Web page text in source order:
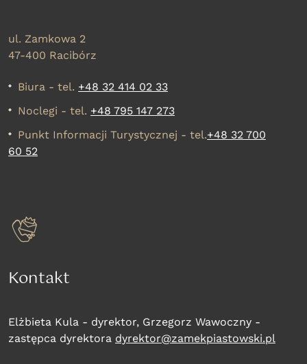
ul. Zamkowa 2
47-400 Racibórz
Biura - tel. +48 32 414 02 33
Noclegi - tel. +48 795 147 273
Punkt Informacji Turystycznej - tel.+48 32 700
60 52
Kontakt
Elżbieta Kula - dyrektor, Grzegorz Wawoczny -
zastępca dyrektora dyrektor@zamekpiastowski.pl